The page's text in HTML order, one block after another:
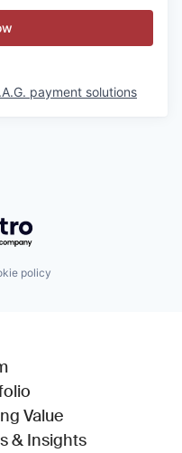
payment solutions
Getro.com
policy
Value
& Insights